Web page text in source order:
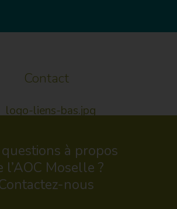
Contact
à propos
l’AOC Moselle ?
nous